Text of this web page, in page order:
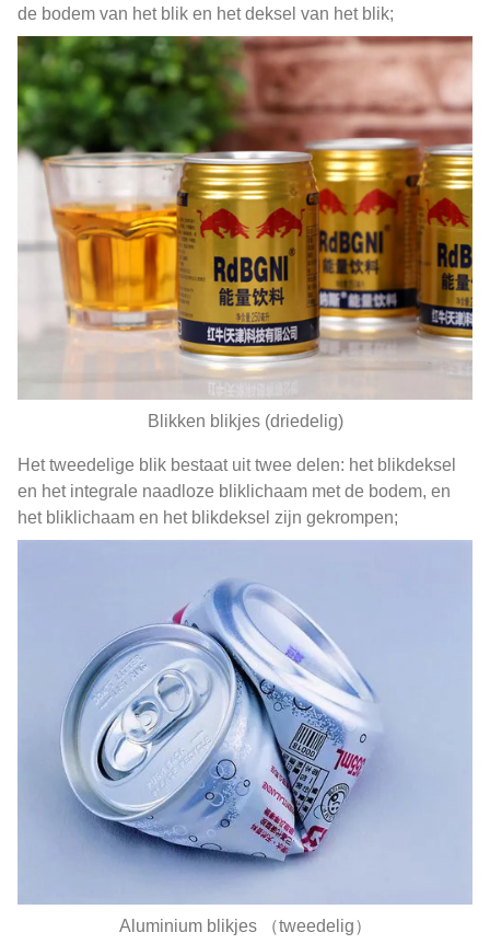
de bodem van het blik en het deksel van het blik;
Blikken blikjes (driedelig)
Het tweedelige blik bestaat uit twee delen: het blikdeksel
en het integrale naadloze bliklichaam met de bodem, en
het bliklichaam en het blikdeksel zijn gekrompen;
Aluminium blikjes （tweedelig）